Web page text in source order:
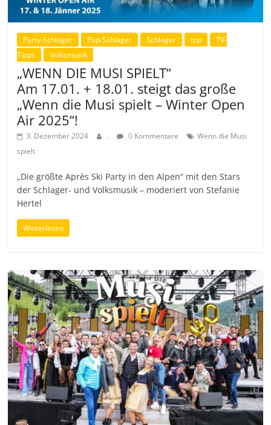
Party-Schlager Pop-Schlager Schlager top
TV-
Tipps
Volksmusik
„WENN DIE MUSI SPIELT“
Am 17.01. + 18.01. steigt das große
„Wenn die Musi spielt – Winter Open
Air 2025“!
3. Dezember 2024 . 0 Kommentare
Wenn die Musi
spielt
„Die größte Après Ski Party in den Alpen“ mit den Stars
der Schlager- und Volksmusik – moderiert von Stefanie
Hertel
Weiterlesen